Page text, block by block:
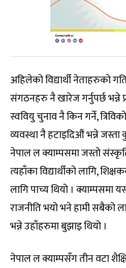
अहिलेको विद्यार्थी नेताहरुको
संगठनहरु नै खारेज गर्नुपर्छ भन्ने
स्ववियु चुनाव नै किन गर्ने,
व्यवस्था नै हटाइदिऔं भन्ने जस्ता
नेपाल ल क्याम्पसमा जस्तो
त्यहाँका विद्यार्थीको लागि,
लागि पाच्य थियो । क्याम्पसमा
राजनीति भयो भने हामी सबैको
भन्ने उहाँहरुमा बुझाइ थियो ।
नेपाल ल क्याम्पसँग तीन वटा